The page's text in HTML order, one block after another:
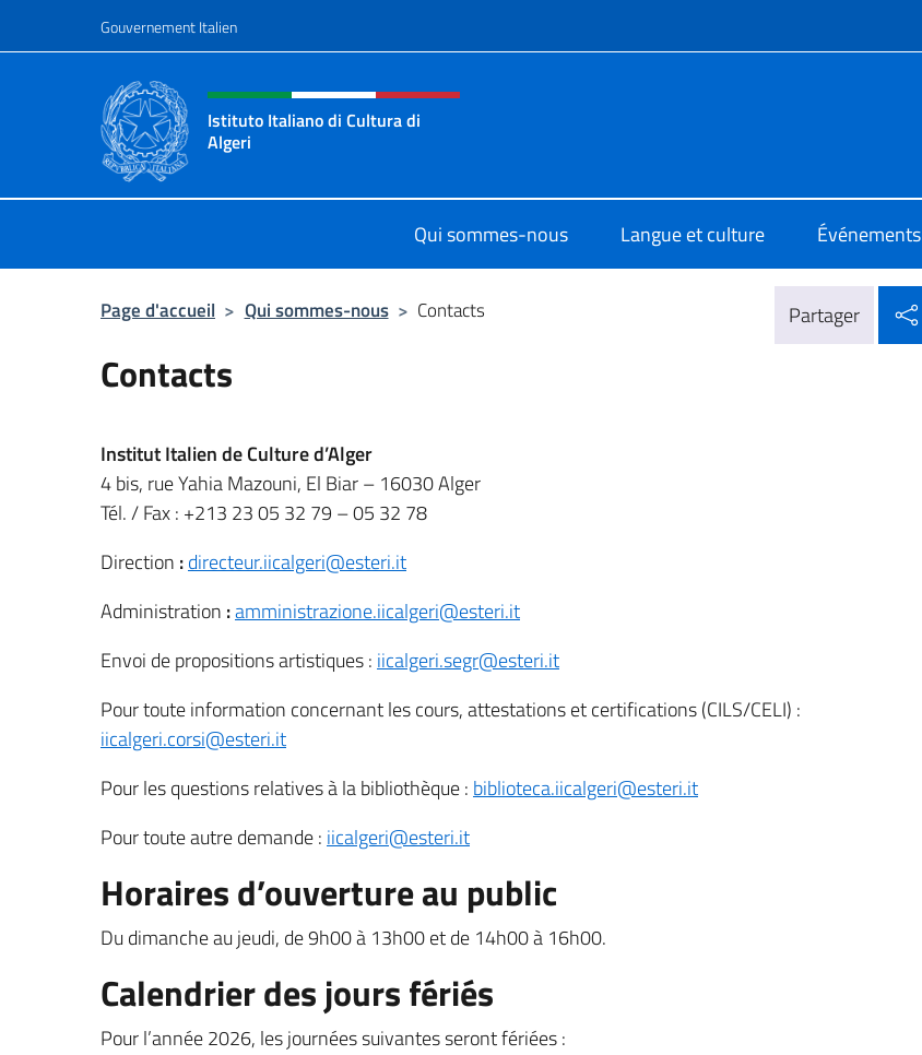
Gouvernement Italien
Site Web, social et en-tête de menu
Istituto Italiano di Cultura di
Algeri
Qui sommes-nous Langue et culture Événements
Page d'accueil > Qui sommes-nous > Contacts Partager
Contacts
Institut Italien de Culture d’Alger
4 bis, rue Yahia Mazouni, El Biar – 16030 Alger
Tél. / Fax : +213 23 05 32 79 – 05 32 78
Direction :directeur.iicalgeri@esteri.it
Administration :amministrazione.iicalgeri@esteri.it
Envoi de propositions artistiques : iicalgeri.segr@esteri.it
Pour toute information concernant les cours, attestations et certifications (CILS/CELI) :
iicalgeri.corsi@esteri.it
Pour les questions relatives à la bibliothèque : biblioteca.iicalgeri@esteri.it
Pour toute autre demande : iicalgeri@esteri.it
Horaires d’ouverture au public
Du dimanche au jeudi, de 9h00 à 13h00 et de 14h00 à 16h00.
Calendrier des jours fériés
Pour l’année 2026, les journées suivantes seront fériées :